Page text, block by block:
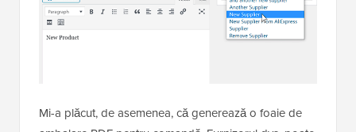
Mi-a plăcut, de asemenea, că generează o foaie de